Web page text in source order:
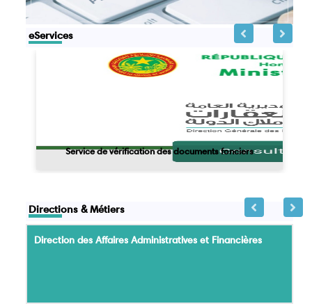
Plans de passation
eServices
Service de vérification des documents fonciers
Directions & Métiers
Direction des Affaires Administratives et Financières